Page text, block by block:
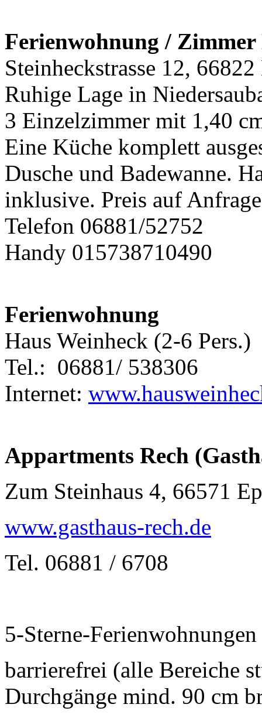
Ferienwohnung / Zimmer
Steinheckstrasse 12,
Ruhige Lage in
3 Einzelzimmer mit 1,40
Eine Küche komplett
Dusche und Badewanne.
inklusive. Preis auf
Telefon 06881/52752
Handy 015738710490
Ferienwohnung
Haus Weinheck (2-6 Pers.)
Tel.: 06881/ 538306
Internet:
Appartments Rech
Zum Steinhaus 4, 66571
www.gasthaus-rech.de
Tel. 06881 / 6708
5-Sterne-
barrierefrei (alle Bereiche
Durchgänge mind. 90 cm